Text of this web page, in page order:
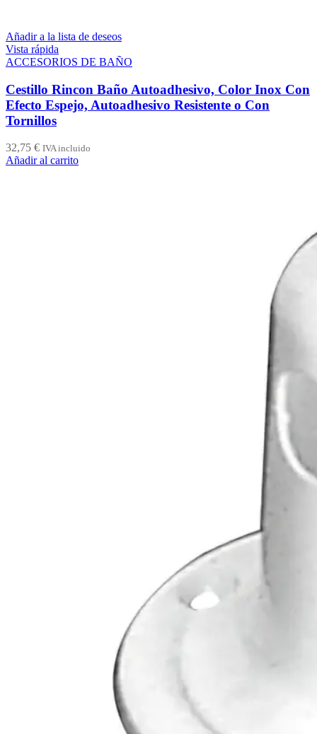
Añadir a la lista de deseos
Vista rápida
ACCESORIOS DE BAÑO
Cestillo Rincon Baño Autoadhesivo, Color Inox Con
Efecto Espejo, Autoadhesivo Resistente o Con
Tornillos
32,75 € IVA incluido
Añadir al carrito